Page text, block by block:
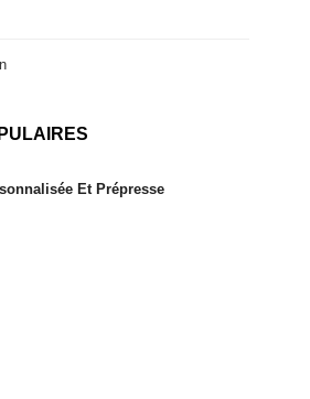
Et Prépresse